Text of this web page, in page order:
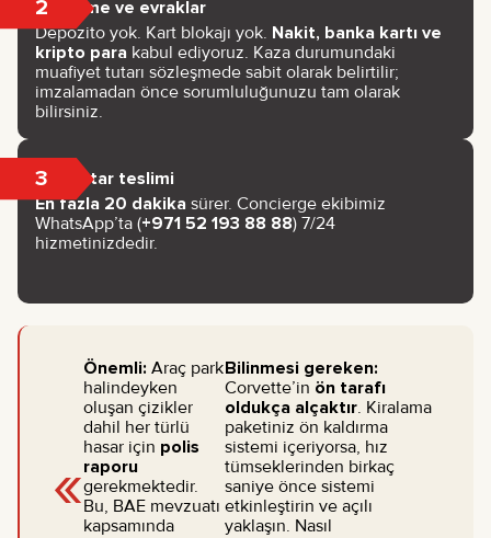
2 Ödeme ve evraklar
Depozito yok. Kart blokajı yok. Nakit, banka kartı ve
kripto para kabul ediyoruz. Kaza durumundaki
muafiyet tutarı sözleşmede sabit olarak belirtilir;
imzalamadan önce sorumluluğunuzu tam olarak
bilirsiniz.
3 Anahtar teslimi
En fazla 20 dakika sürer. Concierge ekibimiz
WhatsApp’ta (+971 52 193 88 88) 7/24
hizmetinizdedir.
«
Önemli: Araç park
halindeyken
oluşan çizikler
dahil her türlü
hasar için polis
raporu
gerekmektedir.
Bu, BAE mevzuatı
kapsamında
Bilinmesi gereken:
Corvette’in ön tarafı
oldukça alçaktır. Kiralama
paketiniz ön kaldırma
sistemi içeriyorsa, hız
tümseklerinden birkaç
saniye önce sistemi
etkinleştirin ve açılı
yaklaşın. Nasıl